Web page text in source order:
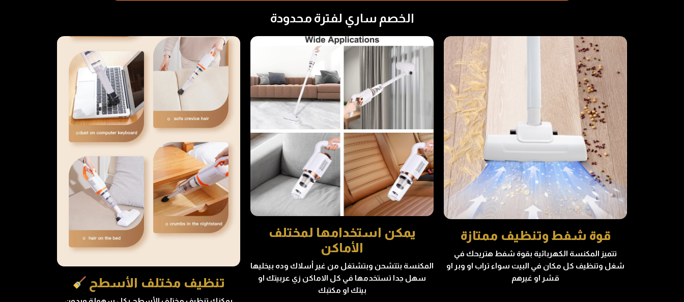
الخصم ساري لفترة محدودة
قوة شفط وتنظيف ممتازة
تتميز المكنسة الكهربائية بقوة شفط هتريحك في
شغل وتنظيف كل مكان في البيت سواء تراب او وبر او
قشر او غيرهم
يمكن استخدامها لمختلف
الأماكن
المكنسة بتتشحن وبتشتغل من غير أسلاك وده بيخليها
سهل جدا تستخدمها في كل الاماكن زي عربيتك او
بيتك او مكتبك
تنظيف مختلف الأسطح